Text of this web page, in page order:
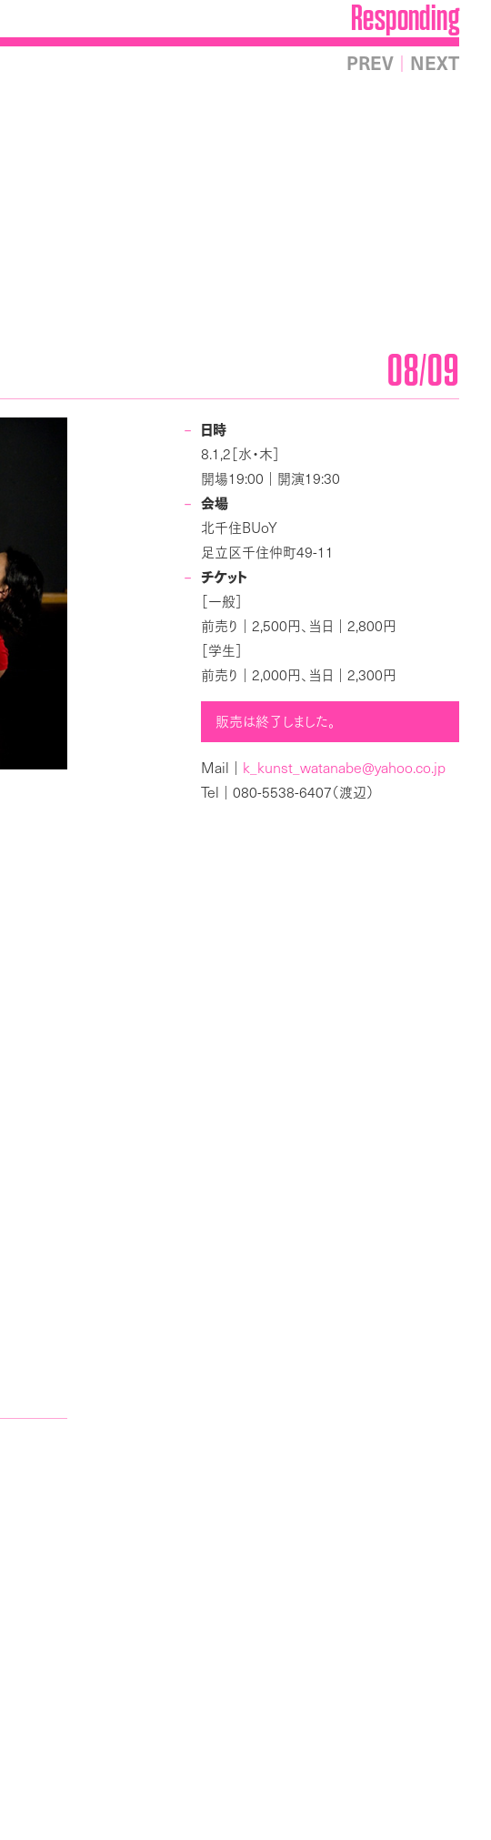
Responding
PREV NEXT
08/09
日時
8.1,2［水・木］
開場19:00 ｜開演19:30
会場
北千住BUoY
足立区千住仲町49-11
チケット
［一般］
前売り｜ 2,500円、当日｜ 2,800円
［学生］
前売り｜ 2,000円、当日｜ 2,300円
販売は終了しました。
Mail ｜ k_ kunst_ watanabe@yahoo.co.jp
Tel ｜ 080-5538-6407（渡辺）